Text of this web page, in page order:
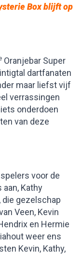
Box blijft op
Oranjebar Super
dartfanaten
maar liefst vijf
verrassingen
onderdoen
van deze
voor de
Kathy
die gezelschap
Veen, Kevin
en Hermie
weer ens
Kevin, Kathy,